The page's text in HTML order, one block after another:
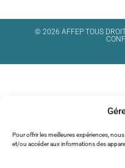
Pour offrir les meilleures expériences,
et/ou accéder aux informations des
© 2026 AFFEP TOUS